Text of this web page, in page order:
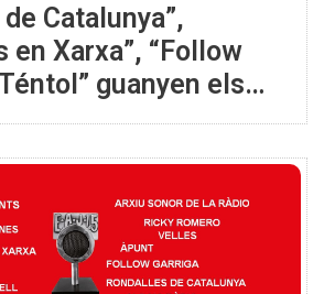
Catalunya”,
en Xarxa”, “Follow
guanyen els
concurs dels 25ns
Associació